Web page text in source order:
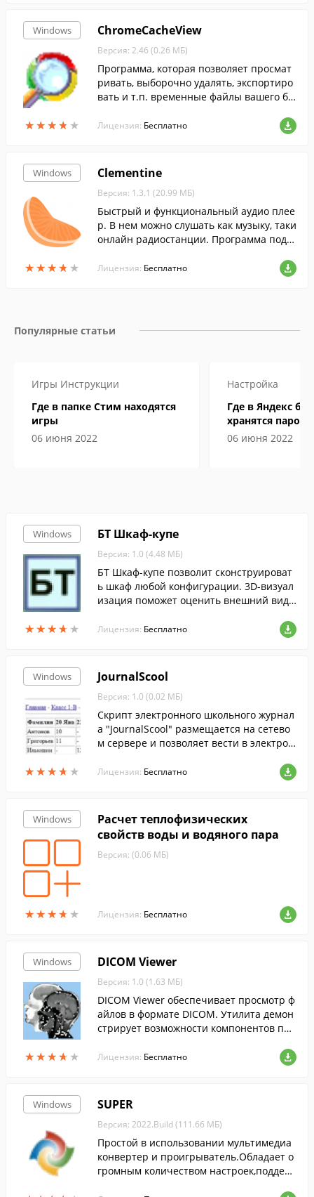
Windows
★★★★ ★
★★★★ ★
ChromeCacheView
Версия: 2.46 (0.26 МБ)
Программа, которая позволяет просмат
ривать, выборочно удалять, экспортиро
вать и т.п. временные файлы вашего бр
Лицензия: Бесплатно
Windows
★★★★ ★
★★★★ ★
Clementine
Версия: 1.3.1 (20.99 МБ)
Быстрый и функциональный аудио плее
р. В нем можно слушать как музыку, таки
онлайн радиостанции. Программа подд
и может проигрывать аудио диски.
Лицензия: Бесплатно
Популярные статьи
Игры Инструкции
Где в папке Стим находятся
игры
06 июня 2022
Настройка
Где в Яндекс
хранятся пароли
06 июня 2022
Windows
★★★★ ★
★★★★ ★
БТ Шкаф-купе
Версия: 1.0 (4.48 МБ)
БТ Шкаф-купе позволит сконструироват
ь шкаф любой конфигурации. 3D-визуал
изация поможет оценить внешний вид
еж с размерами, засверловку и деталир
Лицензия: Бесплатно
Windows
★★★★ ★
★★★★ ★
JournalScool
Версия: 1.0 (0.02 МБ)
Скрипт электронного школьного журнал
а "JournalScool" размещается на сетево
м сервере и позволяет вести в электрон
Лицензия: Бесплатно
Windows
★★★★ ★
★★★★ ★
Расчет теплофизических
свойств воды и водяного пара
Версия: (0.06 МБ)
Лицензия: Бесплатно
Windows
★★★★ ★
★★★★ ★
DICOM Viewer
Версия: 1.0 (1.63 МБ)
DICOM Viewer обеспечивает просмотр ф
айлов в формате DICOM. Утилита демон
стрирует возможности компонентов про
наченных для работы с DICOM.
Лицензия: Бесплатно
Windows SUPER
Версия: 2022.Build (111.66 МБ)
Простой в использовании мультимедиа
конвертер и проигрыватель.Обладает о
громным количеством настроек,поддер